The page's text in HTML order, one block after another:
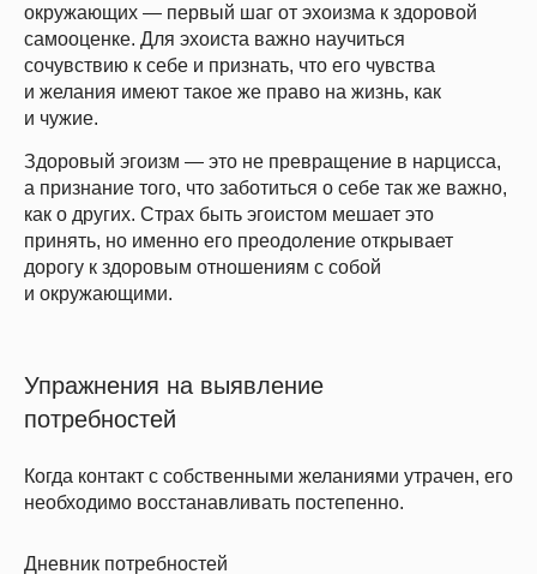
окружающих — первый шаг от эхоизма к здоровой
самооценке. Для эхоиста важно научиться
сочувствию к себе и признать, что его чувства
и желания имеют такое же право на жизнь, как
и чужие.
Здоровый эгоизм — это не превращение в нарцисса,
а признание того, что заботиться о себе так же важно,
как о других. Страх быть эгоистом мешает это
принять, но именно его преодоление открывает
дорогу к здоровым отношениям с собой
и окружающими.
Упражнения на выявление
потребностей
Когда контакт с собственными желаниями утрачен, его
необходимо восстанавливать постепенно.
Дневник потребностей